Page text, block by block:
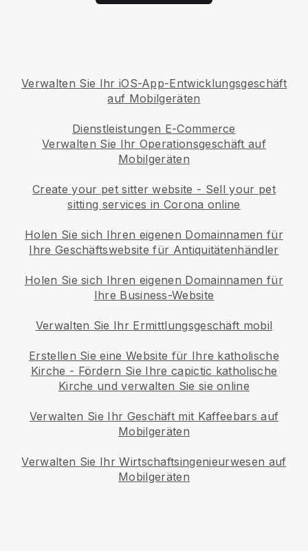
Verwalten Sie Ihr iOS-App-Entwicklungsgeschäft
auf Mobilgeräten
Dienstleistungen E-Commerce
Verwalten Sie Ihr Operationsgeschäft auf
Mobilgeräten
Create your pet sitter website - Sell your pet
sitting services in Corona online
Holen Sie sich Ihren eigenen Domainnamen für
Ihre Geschäftswebsite für Antiquitätenhändler
Holen Sie sich Ihren eigenen Domainnamen für
Ihre Business-Website
Verwalten Sie Ihr Ermittlungsgeschäft mobil
Erstellen Sie eine Website für Ihre katholische
Kirche - Fördern Sie Ihre capictic katholische
Kirche und verwalten Sie sie online
Verwalten Sie Ihr Geschäft mit Kaffeebars auf
Mobilgeräten
Verwalten Sie Ihr Wirtschaftsingenieurwesen auf
Mobilgeräten